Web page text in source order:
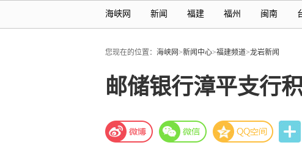
海峡网 新闻 福建 福州 闽南
您现在的位置： 海峡网>新闻中心>福建频道>龙岩新闻
邮储银行漳平支行